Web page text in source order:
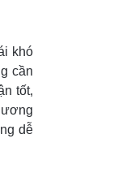
khó
cần
tốt,
dễ